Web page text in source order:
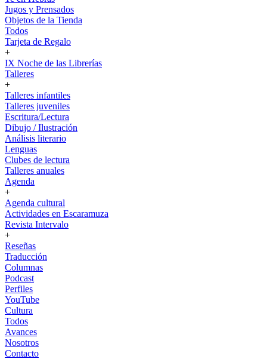
Jugos y Prensados
Objetos de la Tienda
Todos
Tarjeta de Regalo
+
IX Noche de las Librerías
Talleres
+
Talleres infantiles
Talleres juveniles
Escritura/Lectura
Dibujo / Ilustración
Análisis literario
Lenguas
Clubes de lectura
Talleres anuales
Agenda
+
Agenda cultural
Actividades en Escaramuza
Revista Intervalo
+
Reseñas
Traducción
Columnas
Podcast
Perfiles
YouTube
Cultura
Todos
Avances
Nosotros
Contacto